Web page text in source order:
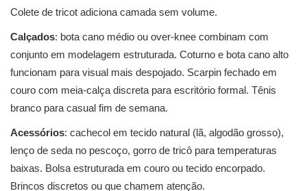
Colete de tricot adiciona camada sem volume.
Calçados: bota cano médio ou over-knee combinam com
conjunto em modelagem estruturada. Coturno e bota cano alto
funcionam para visual mais despojado. Scarpin fechado em
couro com meia-calça discreta para escritório formal. Tênis
branco para casual fim de semana.
Acessórios: cachecol em tecido natural (lã, algodão grosso),
lenço de seda no pescoço, gorro de tricô para temperaturas
baixas. Bolsa estruturada em couro ou tecido encorpado.
Brincos discretos ou que chamem atenção.